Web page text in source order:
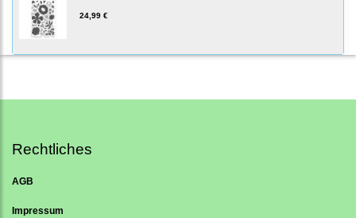
24,99 €
Rechtliches
AGB
Impressum